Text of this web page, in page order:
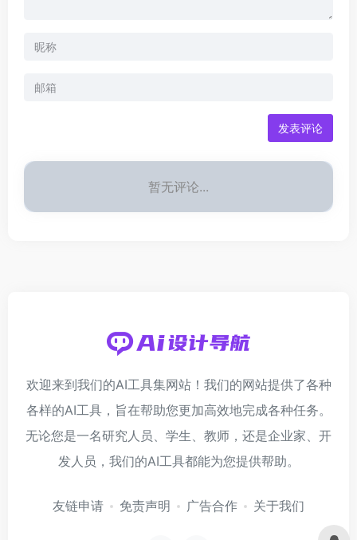
发表评论
暂无评论...
欢迎来到我们的AI工具集网站！我们的网站提供了各种
各样的AI工具，旨在帮助您更加高效地完成各种任务。
无论您是一名研究人员、学生、教师，还是企业家、开
发人员，我们的AI工具都能为您提供帮助。
友链申请 免责声明 广告合作 关于我们